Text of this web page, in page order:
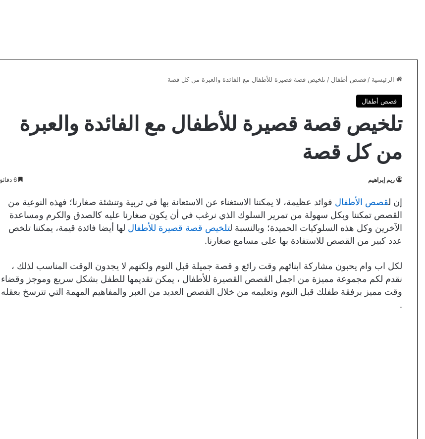
الرئيسية / قصص أطفال / تلخيص قصة قصيرة للأطفال مع الفائدة والعبرة من كل قصة
قصص أطفال
تلخيص قصة قصيرة للأطفال مع الفائدة والعبرة
من كل قصة
ريم إبراهيم
إن لقصص الأطفال فوائد عظيمة، لا يمكننا الاستغناء عن الاستعانة بها في تربية وتنشئة صغارنا؛ فهذه النوعية من
القصص تمكننا وبكل سهولة من تمرير السلوك الذي نرغب في أن يكون صغارنا عليه كالصدق والكرم ومساعدة
الآخرين وكل هذه السلوكيات الحميدة؛ وبالنسبة لتلخيص قصة قصيرة للأطفال لها أيضا فائدة قيمة، يمكننا تلخص
عدد كبير من القصص للاستفادة بها على مسامع صغارنا.
لكل اب وام يحبون مشاركة ابنائهم وقت رائع و قصة جميلة قبل النوم ولكنهم لا يجدون الوقت المناسب لذلك ،
نقدم لكم مجموعة مميزة من اجمل القصص القصيرة للأطفال ، يمكن تقديمها للطفل بشكل سريع وموجز وقضاء
وقت مميز برفقة طفلك قبل النوم وتعليمه من خلال القصص العديد من العبر والمفاهيم المهمة التي تترسخ بعقله
.